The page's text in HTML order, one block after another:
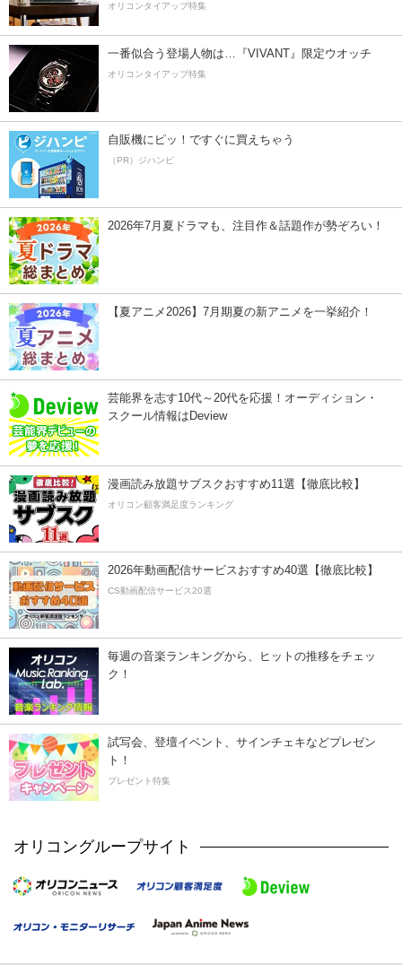
オリコンタイアップ特集
一番似合う登場人物は…『VIVANT』限定ウオッチ
オリコンタイアップ特集
自販機にピッ！ですぐに買えちゃう
（PR）ジハンピ
2026年7月夏ドラマも、注目作＆話題作が勢ぞろい！
【夏アニメ2026】7月期夏の新アニメを一挙紹介！
芸能界を志す10代～20代を応援！オーディション・
スクール情報はDeview
漫画読み放題サブスクおすすめ11選【徹底比較】
オリコン顧客満足度ランキング
2026年動画配信サービスおすすめ40選【徹底比較】
CS動画配信サービス20選
毎週の音楽ランキングから、ヒットの推移をチェッ
ク！
試写会、登壇イベント、サインチェキなどプレゼン
ト！
プレゼント特集
オリコングループサイト